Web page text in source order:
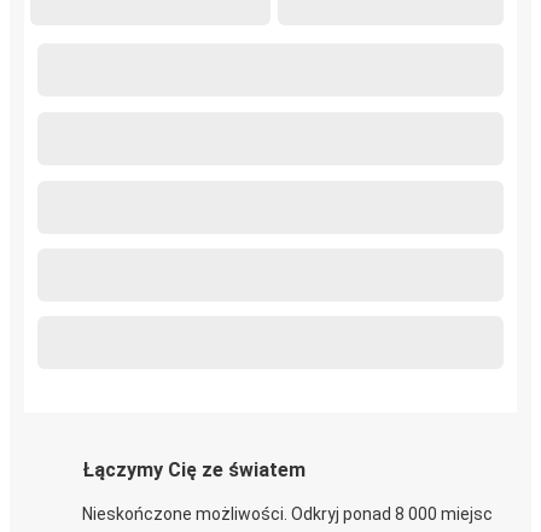
Łączymy Cię ze światem
Nieskończone możliwości. Odkryj ponad 8 000 miejsc